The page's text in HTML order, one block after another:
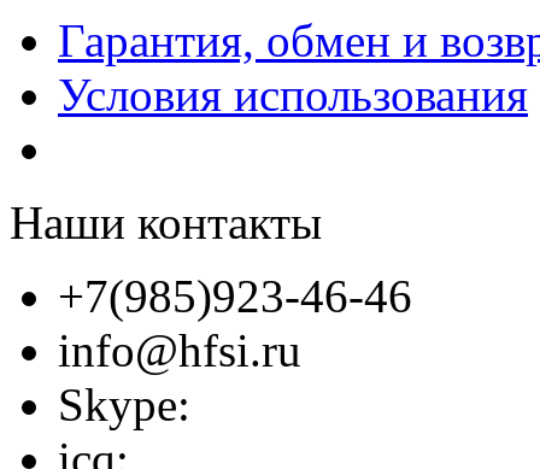
Гарантия, обмен и
Условия использования
Наши контакты
+7(985)923-46-46
info@hfsi.ru
Skype:
icq: